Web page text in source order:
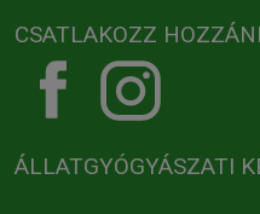
CSATLAKOZZ
ÁLLATGYÓGYÁSZATI